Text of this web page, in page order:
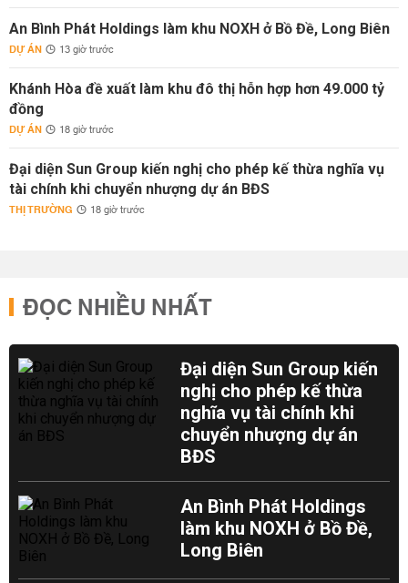
An Bình Phát Holdings làm khu NOXH ở Bồ Đề, Long Biên
DỰ ÁN 13 giờ trước
Khánh Hòa đề xuất làm khu đô thị hỗn hợp hơn 49.000 tỷ
đồng
DỰ ÁN 18 giờ trước
Đại diện Sun Group kiến nghị cho phép kế thừa nghĩa vụ
tài chính khi chuyển nhượng dự án BĐS
THỊ TRƯỜNG 18 giờ trước
ĐỌC NHIỀU NHẤT
Đại diện Sun Group kiến
nghị cho phép kế thừa
nghĩa vụ tài chính khi
chuyển nhượng dự án
BĐS
An Bình Phát Holdings
làm khu NOXH ở Bồ Đề,
Long Biên